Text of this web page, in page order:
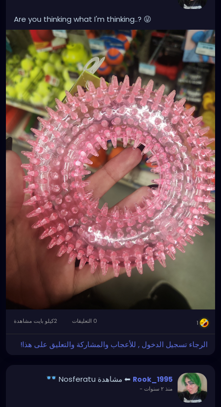
Are you thinking what I'm thinking..? 😜
1
الرجاء تسجيل الدخول , للأعجاب والمشاركة والتعليق على هذا!
Rook_1995 ⬅ مشاهدة Nosferatu
منذ ٢ سنوات -